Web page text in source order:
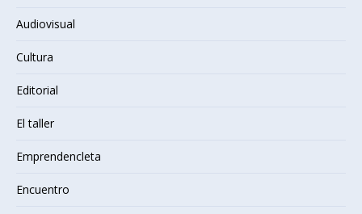
Audiovisual
Cultura
Editorial
El taller
Emprendencleta
Encuentro